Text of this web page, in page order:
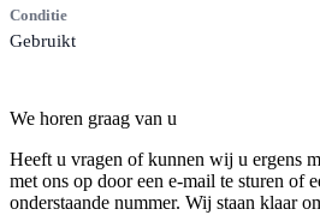
Conditie
Gebruikt
We horen graag van u
Heeft u vragen of kunnen wij u ergens
met ons op door een e-mail te sturen of
onderstaande nummer. Wij staan klaar